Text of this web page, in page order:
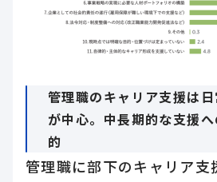
管理職のキャリア支援は
が中心。中長期的な支援
的
管理職に部下のキャリア支